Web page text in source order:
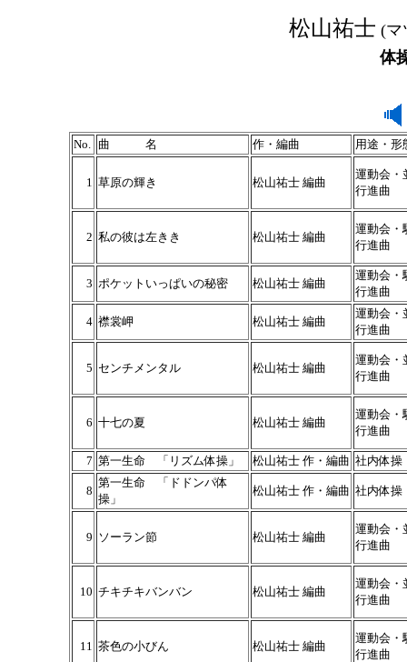
松山祐士 (マ
体
No. 曲 名 作・編曲 用途・形
1 草原の輝き 松山祐士 編曲
運動会・
行進曲
2 私の彼は左きき 松山祐士 編曲
運動会・
行進曲
3 ポケットいっぱいの秘密 松山祐士 編曲
運動会・
行進曲
4 襟裳岬 松山祐士 編曲
運動会・
行進曲
5 センチメンタル 松山祐士 編曲
運動会・
行進曲
6 十七の夏 松山祐士 編曲
運動会・
行進曲
7 第一生命 「リズム体操」 松山祐士 作・編曲 社内体操
8
第一生命 「ドドンパ体
操」
松山祐士 作・編曲 社内体操
9 ソーラン節 松山祐士 編曲
運動会・
行進曲
10 チキチキバンバン 松山祐士 編曲
運動会・
行進曲
11 茶色の小びん 松山祐士 編曲
運動会・
行進曲